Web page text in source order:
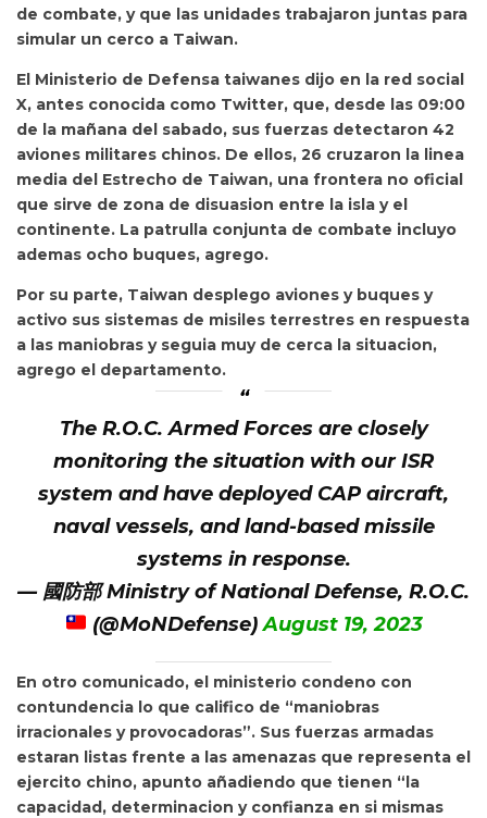
de combate, y que las unidades trabajaron juntas para
simular un cerco a Taiwan.
El Ministerio de Defensa taiwanes dijo en la red social
X, antes conocida como Twitter, que, desde las 09:00
de la mañana del sabado, sus fuerzas detectaron 42
aviones militares chinos. De ellos, 26 cruzaron la linea
media del Estrecho de Taiwan, una frontera no oficial
que sirve de zona de disuasion entre la isla y el
continente. La patrulla conjunta de combate incluyo
ademas ocho buques, agrego.
Por su parte, Taiwan desplego aviones y buques y
activo sus sistemas de misiles terrestres en respuesta
a las maniobras y seguia muy de cerca la situacion,
agrego el departamento.
The R.O.C. Armed Forces are closely
monitoring the situation with our ISR
system and have deployed CAP aircraft,
naval vessels, and land-based missile
systems in response.
— 國防部 Ministry of National Defense, R.O.C.
(@MoNDefense)August 19, 2023
En otro comunicado, el ministerio condeno con
contundencia lo que califico de “maniobras
irracionales y provocadoras”. Sus fuerzas armadas
estaran listas frente a las amenazas que representa el
ejercito chino, apunto añadiendo que tienen “la
capacidad, determinacion y confianza en si mismas